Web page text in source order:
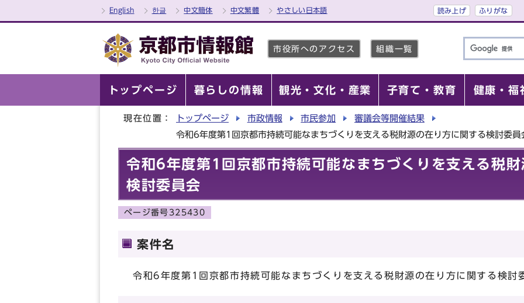
English 한글 中文簡体 中文繁體 やさしい日本語 読み上げ ふりがな
市役所へのアクセス 組織一覧
トップページ 暮らしの情報 観光・文化・産業 子育て・教育 健康・福
現在位置： トップページ 市政情報 市民参加
審議会等開催結果
令和6年度第1回京都市持続可能なまちづくりを支える税財源の在り方に関する検討委員
令和6年度第1回京都市持続可能なまちづくりを支える税
検討委員会
ページ番号325430
案件名
令和6年度第1回京都市持続可能なまちづくりを支える税財源の在り方に関する検討